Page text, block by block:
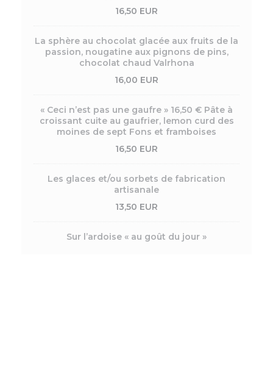
16,50 EUR
La sphère au chocolat glacée aux fruits de la
passion, nougatine aux pignons de pins,
chocolat chaud Valrhona
16,00 EUR
« Ceci n’est pas une gaufre » 16,50 € Pâte à
croissant cuite au gaufrier, lemon curd des
moines de sept Fons et framboises
16,50 EUR
Les glaces et/ou sorbets de fabrication
artisanale
13,50 EUR
Sur l’ardoise « au goût du jour »